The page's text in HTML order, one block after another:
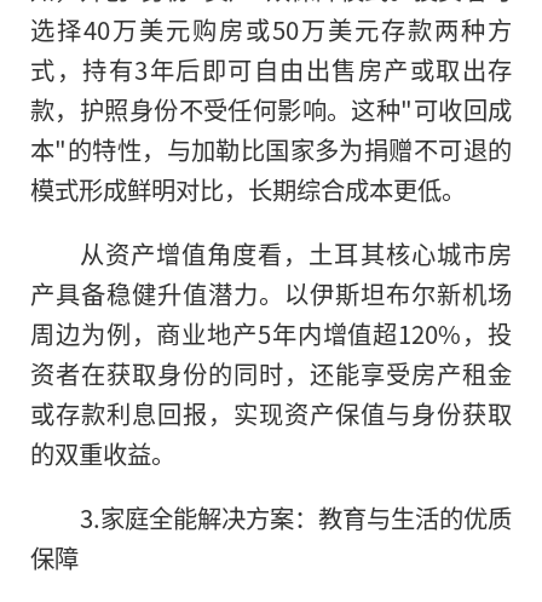
选择40万美元购房或50万美元存款两种方
式，持有3年后即可自由出售房产或取出存
款，护照身份不受任何影响。这种"可收回成
本"的特性，与加勒比国家多为捐赠不可退的
模式形成鲜明对比，长期综合成本更低。
从资产增值角度看，土耳其核心城市房
产具备稳健升值潜力。以伊斯坦布尔新机场
周边为例，商业地产5年内增值超120%，投
资者在获取身份的同时，还能享受房产租金
或存款利息回报，实现资产保值与身份获取
的双重收益。
3.家庭全能解决方案：教育与生活的优质
保障